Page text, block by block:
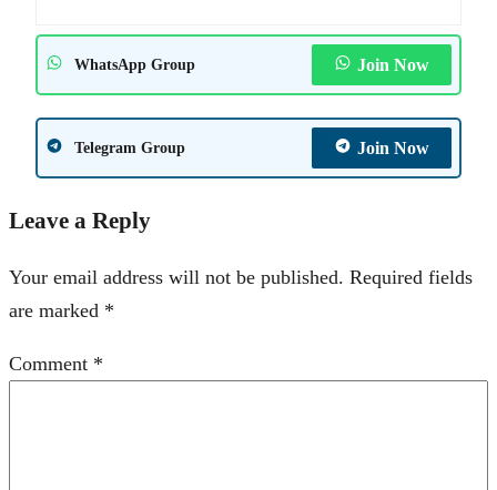
WhatsApp Group Join Now
Telegram Group Join Now
Leave a Reply
Your email address will not be published. Required fields
are marked *
Comment *